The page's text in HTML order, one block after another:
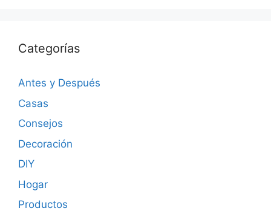
Categorías
Antes y Después
Casas
Consejos
Decoración
DIY
Hogar
Productos